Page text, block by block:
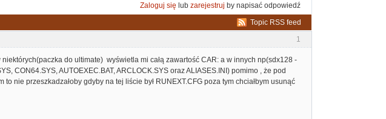
Zaloguj się lub zarejestruj by napisać odpowiedź
Topic RSS feed
1
do ultimate) wyświetla mi całą zawartość CAR: a w innych np(sdx128 -
CON64.SYS, AUTOEXEC.BAT, ARCLOCK.SYS oraz ALIASES.INI) pomimo , że pod
nie przeszkadzałoby gdyby na tej liście był RUNEXT.CFG poza tym chciałbym usunąć